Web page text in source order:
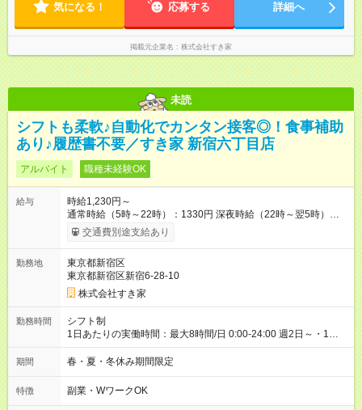
気になる！ 応募する 詳細へ
掲載元企業名 株式会社すき家
未読
シフトも柔軟♪自動化でカンタン接客◎！食事補助
あり♪履歴書不要／すき家 新宿六丁目店
アルバイト 職種未経験OK
給与
時給1,230円～
通常時給（5時～22時）：1330円 深夜時給（22時～翌5時）：
1663円 高校生時給：1230円 【特別手当】早朝手当（5：00-9：
00）時給+150円 【試用期間】試用期間あり 試用期間の長さ：1
30日（※条件変更なし）ですが、切り上げで一ヶ月とさせてい
ただきます。 研修制度あり：15時間(研修中も同時給）
交通費別途支給あり
勤務地
東京都新宿区
東京都新宿区新宿6-28-10
株式会社すき家
勤務時間
シフト制
1日あたりの実働時間：最大8時間/日 0:00-24:00 週2日～・1日
2h～OK ＜シフト例＞ 〇朝帯 5:00-9:00 〇昼帯 9:00-14:00 〇午
後帯 14:00-18:00 〇夜帯 18:00-22:00 〇深夜帯 22:00-翌5:00 基
ます♪
期間 春・夏・冬休み期間限定
特徴 副業・WワークOK